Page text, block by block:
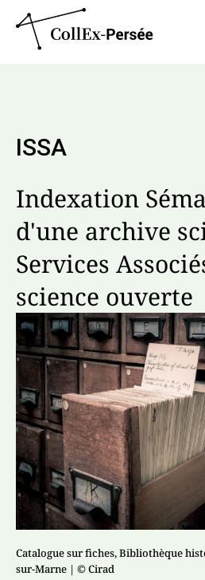
ISSA
Indexation
d'une archive
Services
science ouverte
Catalogue sur fiches, Bibliothèque
sur-Marne | © Cirad